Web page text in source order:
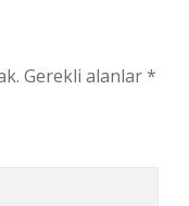
Gerekli alanlar*